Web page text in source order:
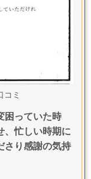
コミ
困っていた時
、忙しい時期に
さり感謝の気持